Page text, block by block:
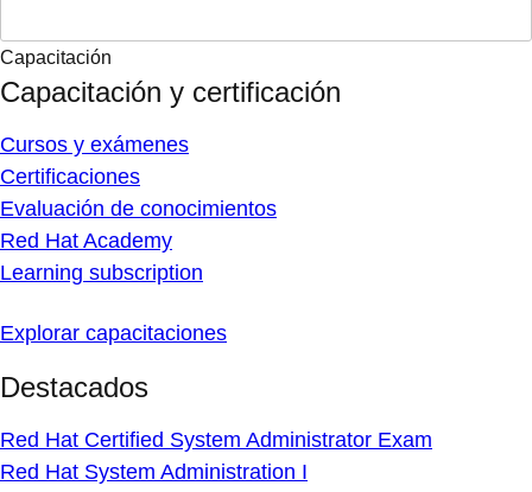
Capacitación
Capacitación y certificación
Cursos y exámenes
Certificaciones
Evaluación de conocimientos
Red Hat Academy
Learning subscription
Explorar capacitaciones
Destacados
Red Hat Certified System Administrator Exam
Red Hat System Administration I